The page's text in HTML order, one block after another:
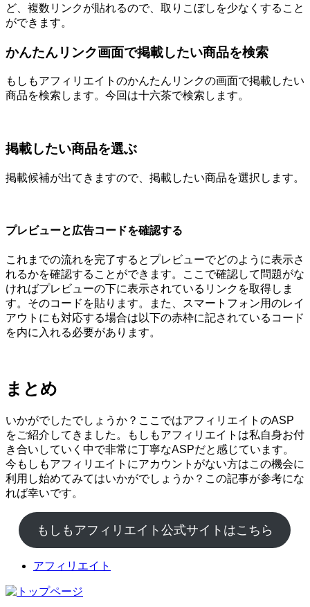
ど、複数リンクが貼れるので、取りこぼしを少なくすること
ができます。
かんたんリンク画面で掲載したい商品を検索
もしもアフィリエイトのかんたんリンクの画面で掲載したい
商品を検索します。今回は十六茶で検索します。
掲載したい商品を選ぶ
掲載候補が出てきますので、掲載したい商品を選択します。
プレビューと広告コードを確認する
これまでの流れを完了するとプレビューでどのように表示さ
れるかを確認することができます。ここで確認して問題がな
ければプレビューの下に表示されているリンクを取得しま
す。そのコードを貼ります。また、スマートフォン用のレイ
アウトにも対応する場合は以下の赤枠に記されているコード
を内に入れる必要があります。
まとめ
いかがでしたでしょうか？ここではアフィリエイトのASP
をご紹介してきました。もしもアフィリエイトは私自身お付
き合いしていく中で非常に丁寧なASPだと感じています。
今もしもアフィリエイトにアカウントがない方はこの機会に
利用し始めてみてはいかがでしょうか？この記事が参考にな
れば幸いです。
もしもアフィリエイト公式サイトはこちら
アフィリエイト